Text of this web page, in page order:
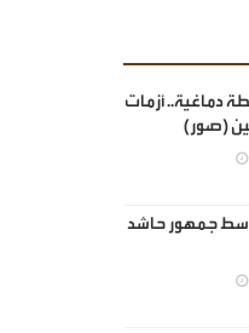
دماغية.. أزمات
(صور)
وسط جمهور حاشد